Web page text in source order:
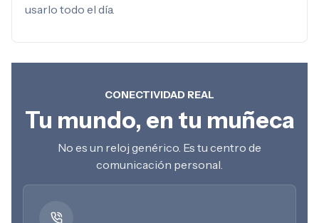
usarlo todo el día.
CONECTIVIDAD REAL
Tu mundo, en tu muñeca
No es un reloj genérico. Es tu centro de
comunicación personal.